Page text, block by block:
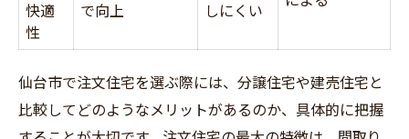
快適
性
で向上
しにくい
仙台市で注文住宅を選ぶ際には、分譲住宅や建売住宅と
比較してどのようなメリットがあるのか、具体的に把握